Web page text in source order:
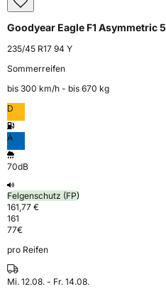
Goodyear Eagle F1 Asymmetric 5
235/45 R17 94 Y
Sommerreifen
bis 300 km⁠/⁠h - bis 670 kg
D
A
70dB
Felgenschutz (FP)
161,77 €
161
77€
pro Reifen
Mi. 12.08. - Fr. 14.08.